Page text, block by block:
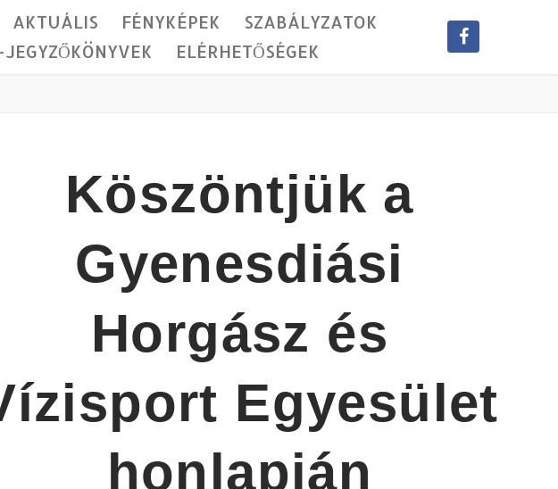
AKTUÁLIS FÉNYKÉPEK
SZABÁLYZATOK
ELÉRHETŐSÉGEK
Köszöntjük a
Gyenesdiási
Horgász és
Egyesület
honlapján